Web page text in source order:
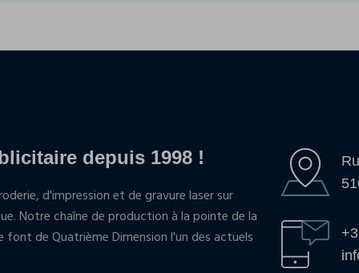
depuis 1998 !
d'impression et de gravure laser sur
Notre chaîne de production à la pointe de la
de Quatrième Dimension l'un des actuels